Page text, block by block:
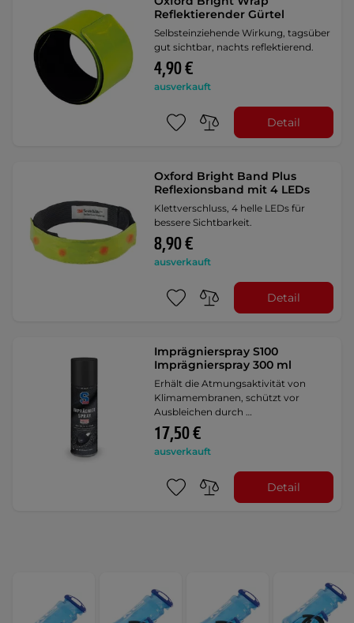
Reflektierender Gürtel
Selbsteinziehende Wirkung, tagsüber
gut sichtbar, nachts reflektierend.
4,90 €
ausverkauft
Detail
Oxford Bright Band Plus
Reflexionsband mit 4 LEDs
Klettverschluss, 4 helle LEDs für
bessere Sichtbarkeit.
8,90 €
ausverkauft
Detail
Imprägnierspray S100
Imprägnierspray 300 ml
Erhält die Atmungsaktivität von
Klimamembranen, schützt vor
Ausbleichen durch …
17,50 €
ausverkauft
Detail